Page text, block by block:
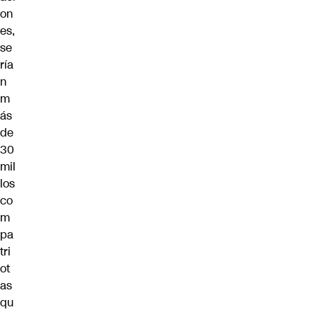
on
es,
se
ría
n
m
ás
de
30
mil
los
co
m
pa
tri
ot
as
qu